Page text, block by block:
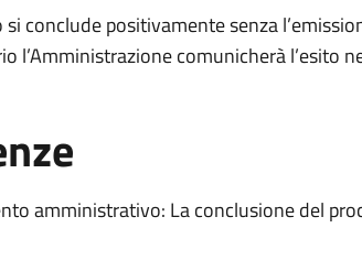
conclude positivamente senza
l’Amministrazione comunicherà l’esito
amministrativo: La conclusione del